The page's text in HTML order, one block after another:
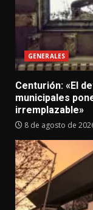
GENERALES
Centurión: «El
municipales
irremplazable»
8 de agosto de